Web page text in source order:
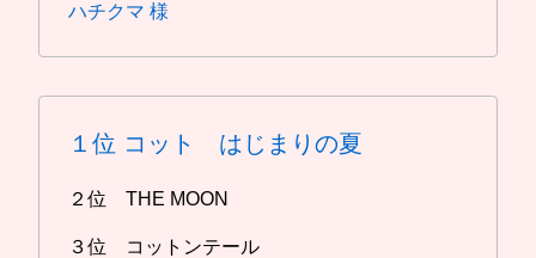
ハチクマ 様
１位 コット はじまりの夏
２位 THE MOON
３位 コットンテール